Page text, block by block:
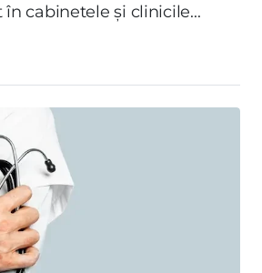
cabinetele și clinicile...